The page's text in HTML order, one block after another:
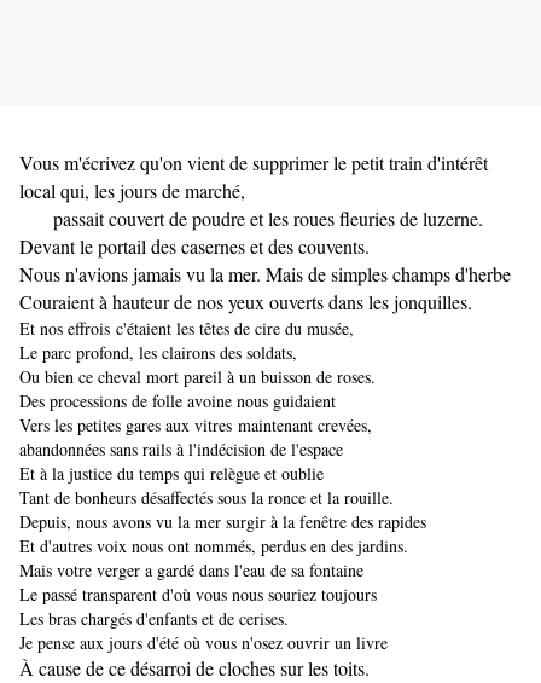
Vous m'écrivez qu'on vient de supprimer le petit train d'intérêt
local qui, les jours de marché,
passait couvert de poudre et les roues fleuries de luzerne.
Devant le portail des casernes et des couvents.
Nous n'avions jamais vu la mer. Mais de simples champs d'herbe
Couraient à hauteur de nos yeux ouverts dans les jonquilles.
Et nos effrois c'étaient les têtes de cire du musée,
Le parc profond, les clairons des soldats,
Ou bien ce cheval mort pareil à un buisson de roses.
Des processions de folle avoine nous guidaient
Vers les petites gares aux vitres maintenant crevées,
abandonnées sans rails à l'indécision de l'espace
Et à la justice du temps qui relègue et oublie
Tant de bonheurs désaffectés sous la ronce et la rouille.
Depuis, nous avons vu la mer surgir à la fenêtre des rapides
Et d'autres voix nous ont nommés, perdus en des jardins.
Mais votre verger a gardé dans l'eau de sa fontaine
Le passé transparent d'où vous nous souriez toujours
Les bras chargés d'enfants et de cerises.
Je pense aux jours d'été où vous n'osez ouvrir un livre
À cause de ce désarroi de cloches sur les toits.